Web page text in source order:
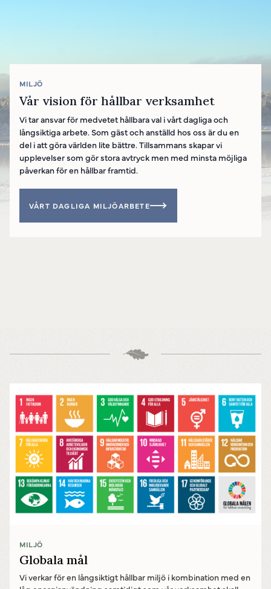
MILJÖ
Vår vision för hållbar verksamhet
Vi tar ansvar för medvetet hållbara val i vårt dagliga och
långsiktiga arbete. Som gäst och anställd hos oss är du en
del i att göra världen lite bättre. Tillsammans skapar vi
upplevelser som gör stora avtryck men med minsta möjliga
påverkan för en hållbar framtid.
VÅRT DAGLIGA MILJÖARBETE
MILJÖ
Globala mål
Vi verkar för en långsiktigt hållbar miljö i kombination med en